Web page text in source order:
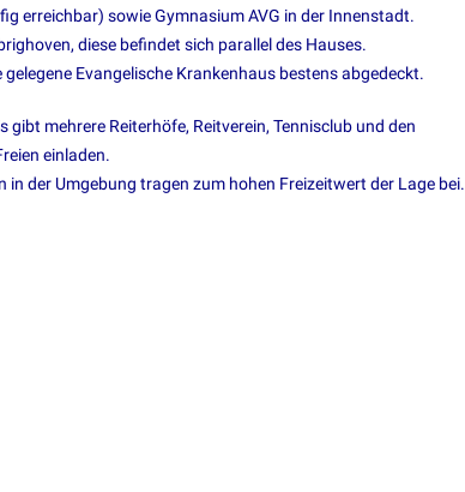
erreichbar) sowie Gymnasium AVG in der Innenstadt.
diese befindet sich parallel des Hauses.
Evangelische Krankenhaus bestens abgedeckt.
mehrere Reiterhöfe, Reitverein, Tennisclub und den
einladen.
der Umgebung tragen zum hohen Freizeitwert der Lage bei.